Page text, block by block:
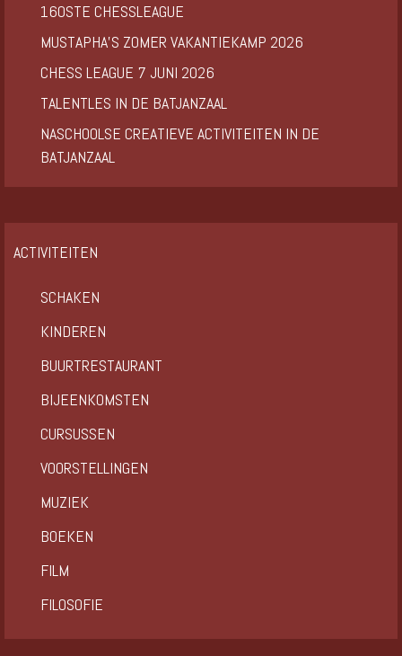
160STE CHESSLEAGUE
MUSTAPHA’S ZOMER VAKANTIEKAMP 2026
CHESS LEAGUE 7 JUNI 2026
TALENTLES IN DE BATJANZAAL
NASCHOOLSE CREATIEVE ACTIVITEITEN IN DE
BATJANZAAL
ACTIVITEITEN
SCHAKEN
KINDEREN
BUURTRESTAURANT
BIJEENKOMSTEN
CURSUSSEN
VOORSTELLINGEN
MUZIEK
BOEKEN
FILM
FILOSOFIE